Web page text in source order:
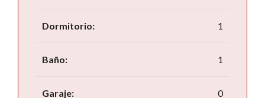
Dormitorio: 1
Baño: 1
Garaje: 0